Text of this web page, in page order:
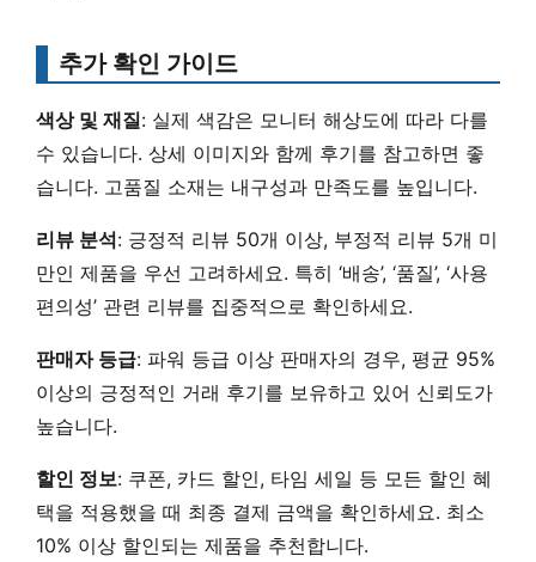
추가 확인 가이드
색상 및 재질: 실제 색감은 모니터 해상도에 따라 다를
수 있습니다. 상세 이미지와 함께 후기를 참고하면 좋
습니다. 고품질 소재는 내구성과 만족도를 높입니다.
리뷰 분석: 긍정적 리뷰 50개 이상, 부정적 리뷰 5개 미
만인 제품을 우선 고려하세요. 특히 ‘배송’, ‘품질’, ‘사용
편의성’ 관련 리뷰를 집중적으로 확인하세요.
판매자 등급: 파워 등급 이상 판매자의 경우, 평균 95%
이상의 긍정적인 거래 후기를 보유하고 있어 신뢰도가
높습니다.
할인 정보: 쿠폰, 카드 할인, 타임 세일 등 모든 할인 혜
택을 적용했을 때 최종 결제 금액을 확인하세요. 최소
10% 이상 할인되는 제품을 추천합니다.